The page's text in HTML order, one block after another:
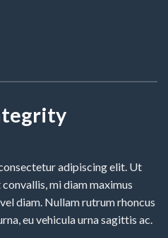
adipiscing elit. Ut
mi diam maximus
diam. Nullam rutrum rhoncus
eu vehicula urna sagittis ac.